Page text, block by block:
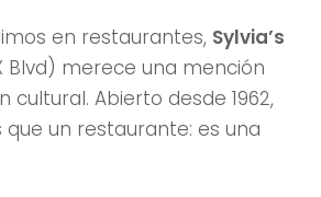
en restaurantes, Sylvia’s
Blvd) merece una mención
cultural. Abierto desde 1962,
un restaurante: es una